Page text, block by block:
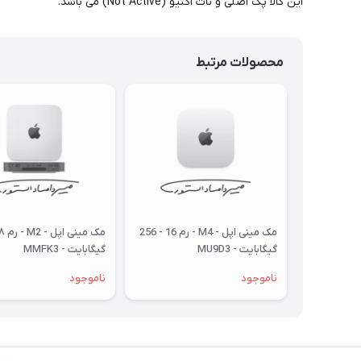
محصولات مرتبط
مک مینی اپل - M4 - رم 16 - 256
گیگابایت - MU9D3
ناموجود
گیگابایت - MMFK3
ناموجود